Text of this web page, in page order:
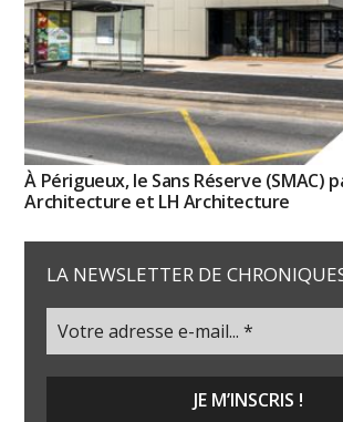
À Périgueux, le Sans Réserve (SMAC)
Architecture et LH Architecture
LA NEWSLETTER DE